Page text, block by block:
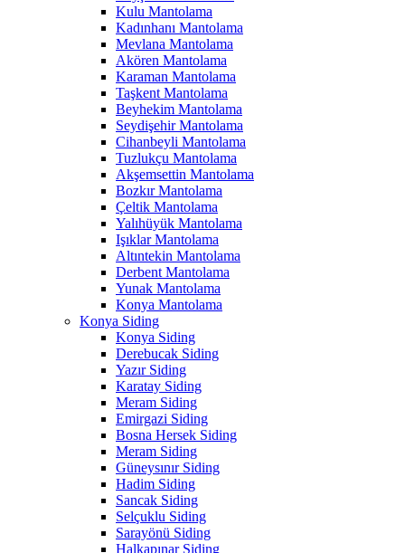
Kulu Mantolama
Kadınhanı Mantolama
Mevlana Mantolama
Akören Mantolama
Karaman Mantolama
Taşkent Mantolama
Beyhekim Mantolama
Seydişehir Mantolama
Cihanbeyli Mantolama
Tuzlukçu Mantolama
Akşemsettin Mantolama
Bozkır Mantolama
Çeltik Mantolama
Yalıhüyük Mantolama
Işıklar Mantolama
Altıntekin Mantolama
Derbent Mantolama
Yunak Mantolama
Konya Mantolama
Konya Siding
Konya Siding
Derebucak Siding
Yazır Siding
Karatay Siding
Meram Siding
Emirgazi Siding
Bosna Hersek Siding
Meram Siding
Güneysınır Siding
Hadim Siding
Sancak Siding
Selçuklu Siding
Sarayönü Siding
Halkapınar Siding